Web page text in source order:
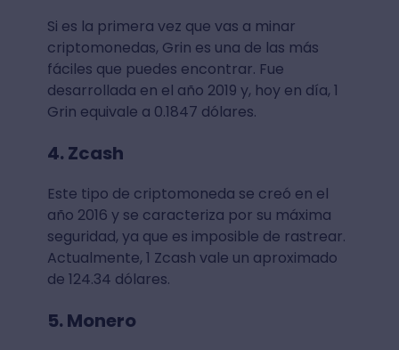
Si es la primera vez que vas a minar
criptomonedas, Grin es una de las más
fáciles que puedes encontrar. Fue
desarrollada en el año 2019 y, hoy en día, 1
Grin equivale a 0.1847 dólares.
4. Zcash
Este tipo de criptomoneda se creó en el
año 2016 y se caracteriza por su máxima
seguridad, ya que es imposible de rastrear.
Actualmente, 1 Zcash vale un aproximado
de 124.34 dólares.
5. Monero